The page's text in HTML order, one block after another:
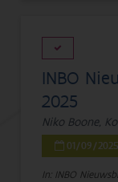
INBO
2025
Niko Boone,
01/09/2025
In: INBO